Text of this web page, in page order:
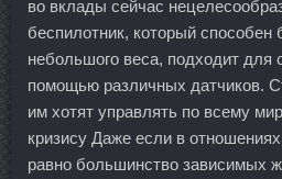
во вклады сейчас
беспилотник, который способен
небольшого веса, подходит для
помощью различных датчиков.
им хотят управлять по всему
кризису Даже если в
равно большинство зависимых